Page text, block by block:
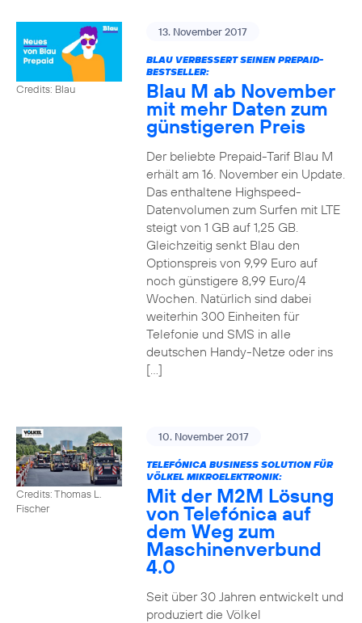
Credits: Blau
13. November 2017
BLAU VERBESSERT SEINEN PREPAID-
BESTSELLER:
Blau M ab November
mit mehr Daten zum
günstigeren Preis
Der beliebte Prepaid-Tarif Blau M
erhält am 16. November ein Update.
Das enthaltene Highspeed-
Datenvolumen zum Surfen mit LTE
steigt von 1 GB auf 1,25 GB.
Gleichzeitig senkt Blau den
Optionspreis von 9,99 Euro auf
noch günstigere 8,99 Euro/4
Wochen. Natürlich sind dabei
weiterhin 300 Einheiten für
Telefonie und SMS in alle
deutschen Handy-Netze oder ins
[…]
Credits: Thomas L.
Fischer
10. November 2017
TELEFÓNICA BUSINESS SOLUTION FÜR
VÖLKEL MIKROELEKTRONIK:
Mit der M2M Lösung
von Telefónica auf
dem Weg zum
Maschinenverbund
4.0
Seit über 30 Jahren entwickelt und
produziert die Völkel